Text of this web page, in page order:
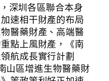
深圳各區聯合本身
速相干財產的布局
醫藥財產、高端醫
點上風財產，《南
航成長實行計劃
山區增進生物醫藥財